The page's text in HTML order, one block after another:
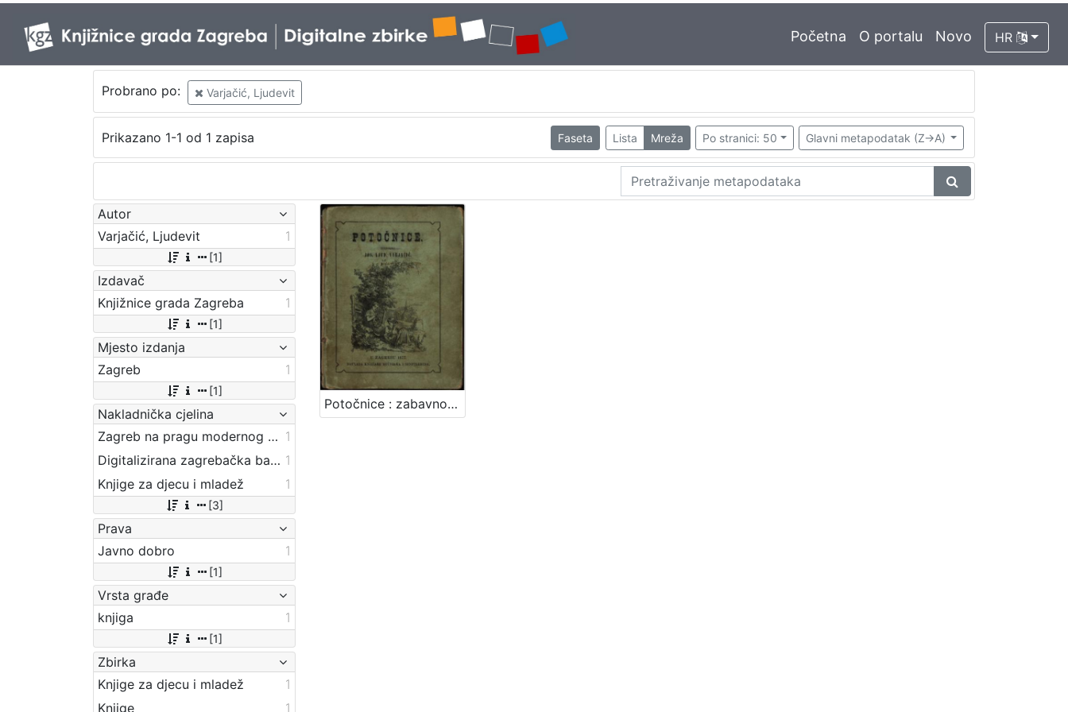
Početna O portalu Novo HR
Probrano po: Varjačić, Ljudevit
Prikazano 1-1 od 1 zapisa Faseta Lista Mreža Po stranici: 50 Glavni metapodatak (Z->A)
Autor
Varjačić, Ljudevit
1
[1]
Izdavač
Knjižnice grada Zagreba
1
[1]
Mjesto izdanja
Zagreb
1
[1]
Nakladnička cjelina
Zagreb na pragu modernog doba 1
Digitalizirana zagrebačka baština 1
Knjige za djecu i mladež
1
[3]
Prava
Javno dobro
1
[1]
Vrsta građe
knjiga
1
[1]
Zbirka
Knjige za djecu i mladež
1
Knjige
1
Potočnice : zabavno-poučne pjesme i pripovijetke mladeži našoj / napisao Jos. Ljud. Varjačić